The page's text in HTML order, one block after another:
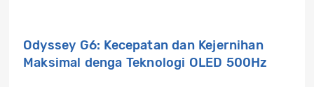
Odyssey G6: Kecepatan dan Kejernihan
Maksimal denga Teknologi OLED 500Hz